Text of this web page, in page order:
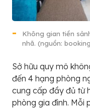
Không gian tiền
nhã. (nguồn:
Sở hữu quy mô
đến 4 hạng phòng
cung cấp đầy đủ từ
phòng gia đình. Mỗi